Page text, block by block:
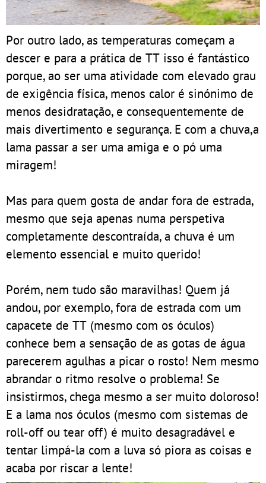
Por outro lado, as temperaturas começam a
descer e para a prática de TT isso é fantástico
porque, ao ser uma atividade com elevado grau
de exigência física, menos calor é sinónimo de
menos desidratação, e consequentemente de
mais divertimento e segurança. E com a chuva,a
lama passar a ser uma amiga e o pó uma
miragem!
Mas para quem gosta de andar fora de estrada,
mesmo que seja apenas numa perspetiva
completamente descontraída, a chuva é um
elemento essencial e muito querido!
Porém, nem tudo são maravilhas! Quem já
andou, por exemplo, fora de estrada com um
capacete de TT (mesmo com os óculos)
conhece bem a sensação de as gotas de água
parecerem agulhas a picar o rosto! Nem mesmo
abrandar o ritmo resolve o problema! Se
insistirmos, chega mesmo a ser muito doloroso!
E a lama nos óculos (mesmo com sistemas de
roll-off ou tear off) é muito desagradável e
tentar limpá-la com a luva só piora as coisas e
acaba por riscar a lente!